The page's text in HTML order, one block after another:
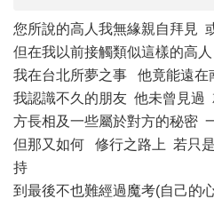
您所說的高人我無緣親自拜見
但在我以前接觸類似這樣的高
我在台北所夢之事 他竟能遠在
我認識不久的朋友 他未曾見過
方長相及一些屬於對方的秘密
但那又如何 修行之路上 若只
持
到最後不也難經過魔考(自己的